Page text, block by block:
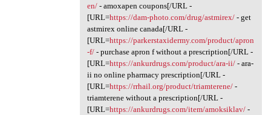
en/- amoxapen coupons[/URL -
[URL=https://dam-photo.com/drug/astmirex/- get
astmirex online canada[/URL -
[URL=https://parkerstaxidermy.com/product/apron
-f/- purchase apron f without a prescription[/URL -
[URL=https://ankurdrugs.com/product/ara-ii/- ara-
ii no online pharmacy prescription[/URL -
[URL=https://rrhail.org/product/triamterene/-
triamterene without a prescription[/URL -
[URL=https://ankurdrugs.com/item/amoksiklav/-